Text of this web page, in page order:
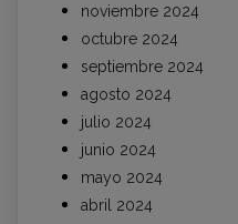
noviembre 2024
octubre 2024
septiembre 2024
agosto 2024
julio 2024
junio 2024
mayo 2024
abril 2024